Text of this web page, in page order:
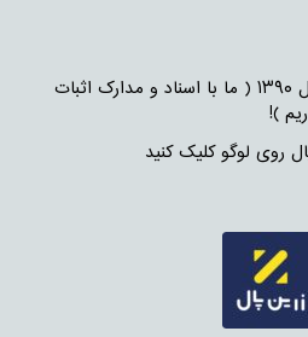
دارای درگاه زرین پال از سال ۱۳۹۰ ( ما با اسناد و مدارک اثبات
)!
روی لوگو کلیک کنید